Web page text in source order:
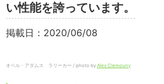
い性能を誇っています。
掲載日：2020/06/08
オペル・アダムス ラリーカー / photo by Alex Clemouny